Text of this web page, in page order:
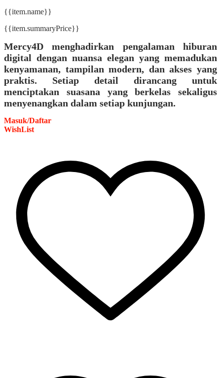
{{item.name}}
{{item.summaryPrice}}
Mercy4D menghadirkan pengalaman hiburan
digital dengan nuansa elegan yang memadukan
kenyamanan, tampilan modern, dan akses yang
praktis. Setiap detail dirancang untuk
menciptakan suasana yang berkelas sekaligus
menyenangkan dalam setiap kunjungan.
Masuk/Daftar
WishList